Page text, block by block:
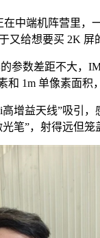
端机阵营里，一
又给想要买 2K 屏
数差距不大，
和 1m 单像素面积
益天线”吸引，
笔”，射得远但